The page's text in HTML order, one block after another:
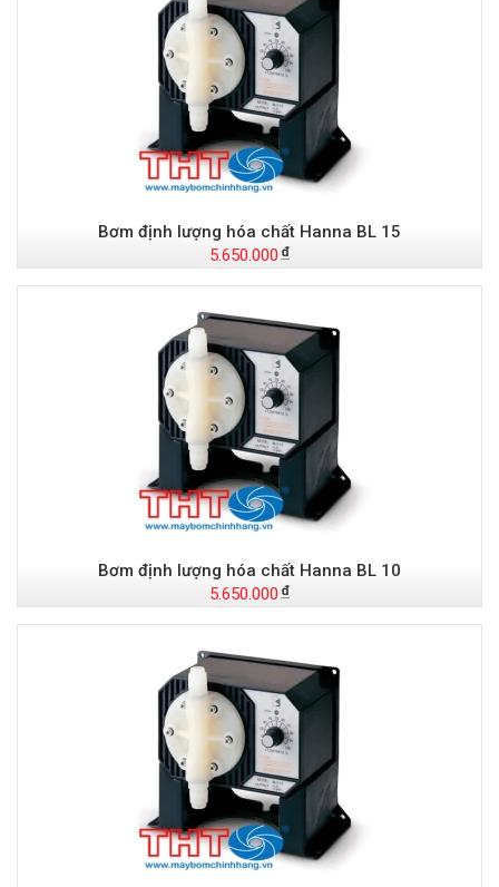
Bơm định lượng hóa chất Hanna BL 15
5.650.000
Bơm định lượng hóa chất Hanna BL 10
5.650.000